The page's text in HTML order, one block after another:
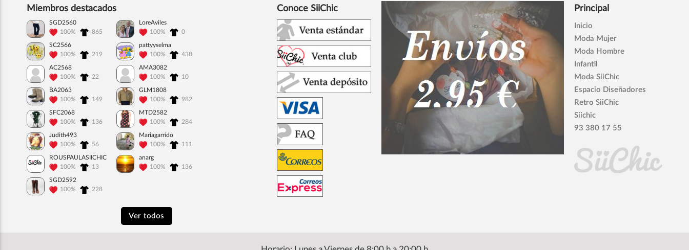
Miembros destacados
SGD2560
100%
865
LoreAviles
100%
0
SC2566
100%
219
pattyyselma
100%
438
AC2568
100%
22
AMA3082
100%
10
BA2063
100%
149
GLM1808
100%
982
SFC2068
100%
136
MTD2582
100%
284
Judith493
100%
56
Mariagarrido
100%
111
ROUSPAULASIICHIC
100%
13
anarg
100%
136
SGD2592
100%
228
Ver todos
Conoce SiiChic Principal
Inicio
Moda Mujer
Moda Hombre
Infantil
Moda SiiChic
Espacio Diseñadores
Retro SiiChic
Siichic
93 380 17 55